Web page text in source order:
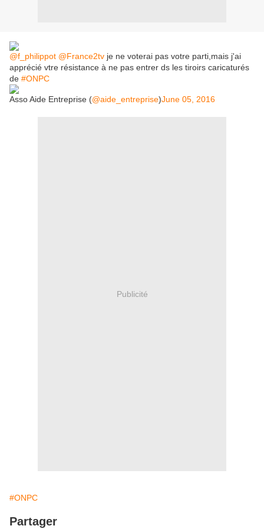
@f_philippot @France2tv je ne voterai pas votre parti,mais j'ai
apprécié vtre résistance à ne pas entrer ds les tiroirs caricaturés
de #ONPC
Asso Aide Entreprise (@aide_entreprise)June 05, 2016
Publicité
#ONPC
Partager